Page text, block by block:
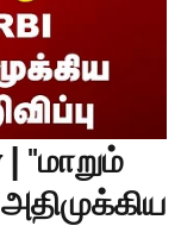
"மாறும்